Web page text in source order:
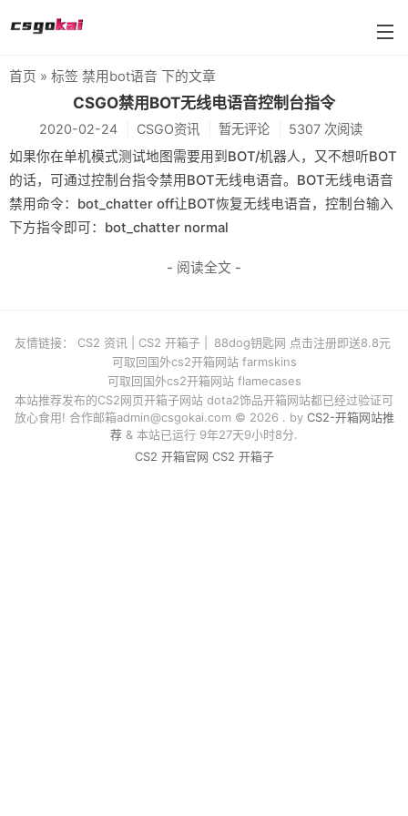
BUFF武器箱大全
farmskins
88dog
flamecases
首页 » 标签 禁用bot语音 下的文章
CSGO禁用BOT无线电语音控制台指令
2020-02-24 CSGO资讯 暂无评论 5307 次阅读
如果你在单机模式测试地图需要用到BOT/机器人，又不想听BOT
的话，可通过控制台指令禁用BOT无线电语音。BOT无线电语音
禁用命令：bot_chatter off让BOT恢复无线电语音，控制台输入
下方指令即可：bot_chatter normal
- 阅读全文 -
友情链接： CS2 资讯 CS2 开箱子
88dog钥匙网 点击注册即送8.8元
可取回国外cs2开箱网站 farmskins
可取回国外cs2开箱网站 flamecases
本站推荐发布的CS2网页开箱子网站 dota2饰品开箱网站都已经过验证可
放心食用! 合作邮箱admin@csgokai.com© 2026 . by CS2-开箱网站推
荐 & 本站已运行 9年27天9小时8分.
CS2 开箱官网 CS2 开箱子